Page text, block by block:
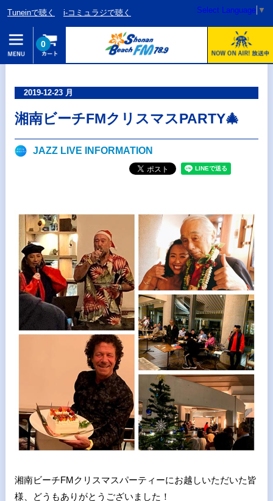
Tuneinで聴く i-コミュラジで聴く Select Language ▼
0
2019-12-23 月
湘南ビーチFMクリスマスPARTY🎄
JAZZ LIVE INFORMATION
湘南ビーチFMクリスマスパーティーにお越しいただいた皆
様、どうもありがとうございました！